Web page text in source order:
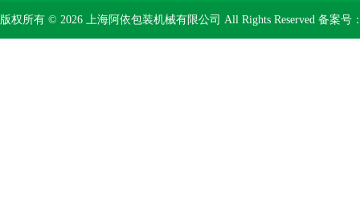
版权所有 © 2026 上海阿依包装机械有限公司 All Rights Reserved 备案号